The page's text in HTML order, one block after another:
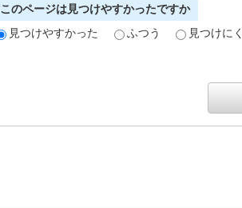
このページは見つけやすかったですか
見つけやすかった
ふつう 見つけに